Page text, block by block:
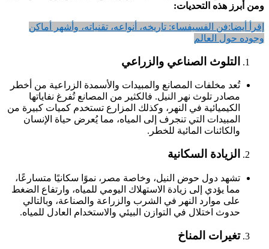
ومن أبرز هذه التحديات:
إقرأ أيضا:فن الفسيفساء: تاريخه، أنواعه، تقنياته، وأشهر أماكن
وجوده حول العالم
التلوث الصناعي والزراعي
تُعد مخلفات المصانع والمبيدات والأسمدة الزراعية من أخطر
مصادر تلوث نهر النيل. فالكثير من المصانع تُفرغ نفاياتها
الكيميائية في النهر، وكذلك المزارع تستخدم كميات كبيرة من
المبيدات التي تنجرف إلى المياه، مما يُعرض حياة الإنسان
والكائنات المائية للخطر.
الزيادة السكانية
تشهد دول حوض النيل، وخاصة مصر، نموًا سكانيًا متسارعًا،
مما يؤدي إلى زيادة الاستهلاك اليومي للمياه، وارتفاع الضغط
على موارد النهر في الشرب والزراعة والصناعة، وبالتالي
حدوث اختلال في التوازن البيئي والاستخدام العادل للمياه.
تغيرات المناخ